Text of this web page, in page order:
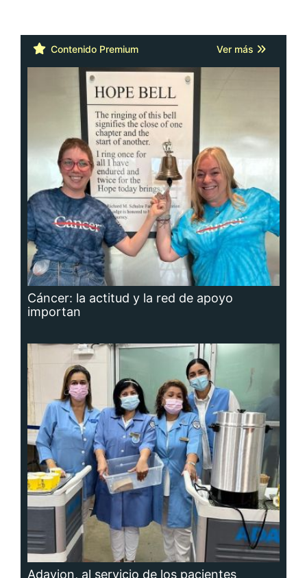
Contenido Premium Ver más
Cáncer: la actitud y la red de apoyo
importan
Adavion, al servicio de los pacientes